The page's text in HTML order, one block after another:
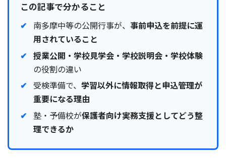
この記事で分かること
南多摩中等の公開行事が、 事前申込を前提に運
用されていること
授業公開・学校見学会・学校説明会・学校体験
の役割の違い
受検準備で、 学習以外に情報取得と申込管理が
重要になる理由
塾・予備校が保護者向け実務支援としてどう整
理できるか